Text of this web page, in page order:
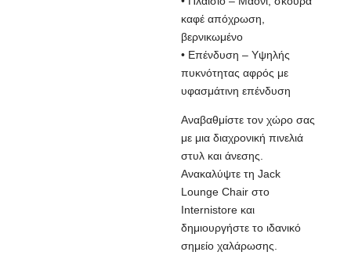
καφέ απόχρωση,
βερνικωμένο
• Επένδυση – Υψηλής
πυκνότητας αφρός με
υφασμάτινη επένδυση
Αναβαθμίστε τον χώρο σας
με μια διαχρονική πινελιά
στυλ και άνεσης.
Ανακαλύψτε τη Jack
Lounge Chair στο
Internistore και
δημιουργήστε το ιδανικό
σημείο χαλάρωσης.